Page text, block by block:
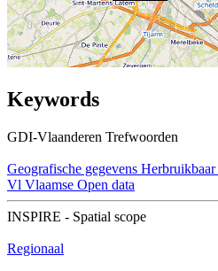
Keywords
GDI-Vlaanderen Trefwoorden
Geografische gegevens Herbruikbaar
Vl Vlaamse Open data
INSPIRE - Spatial scope
Regionaal